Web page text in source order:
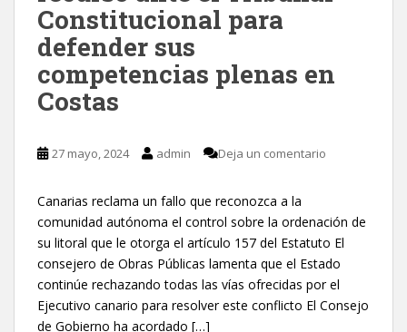
Constitucional para
defender sus
competencias plenas en
Costas
27 mayo, 2024 admin Deja un comentario
Canarias reclama un fallo que reconozca a la
comunidad autónoma el control sobre la ordenación de
su litoral que le otorga el artículo 157 del Estatuto El
consejero de Obras Públicas lamenta que el Estado
continúe rechazando todas las vías ofrecidas por el
Ejecutivo canario para resolver este conflicto El Consejo
de Gobierno ha acordado […]